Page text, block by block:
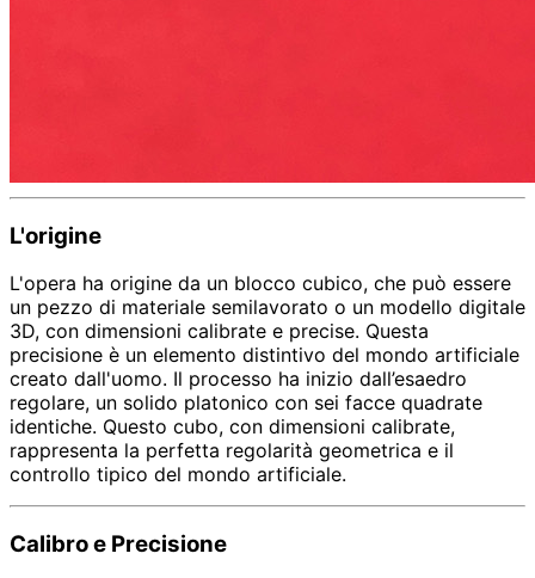
L'origine
L'opera ha origine da un blocco cubico, che può essere
un pezzo di materiale semilavorato o un modello digitale
3D, con dimensioni calibrate e precise. Questa
precisione è un elemento distintivo del mondo artificiale
creato dall'uomo. Il processo ha inizio dall’esaedro
regolare, un solido platonico con sei facce quadrate
identiche. Questo cubo, con dimensioni calibrate,
rappresenta la perfetta regolarità geometrica e il
controllo tipico del mondo artificiale.
Calibro e Precisione